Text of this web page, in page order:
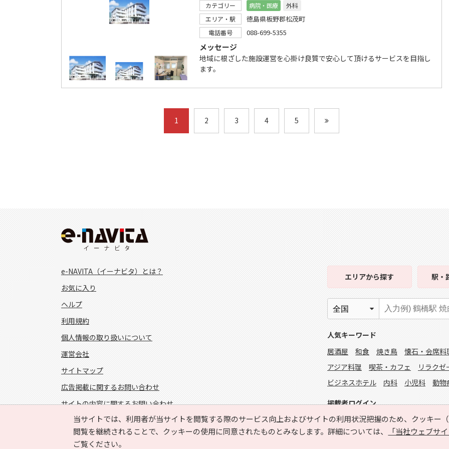
カテゴリー 病院・医療
外科
エリア・駅
徳島県板野郡松茂町
電話番号 088-699-5355
メッセージ
地域に根ざした施設運営を心掛け良質で安心して頂けるサービスを目指し
ます。
1 2 3 4 5
当サイトでは、利用者が当サイトを閲覧する際のサービス向上およびサイトの利用状況把握のため、クッキー
閲覧を継続されることで、クッキーの使用に同意されたものとみなします。詳細については、
「当社ウェブサ
ご覧ください。
e-NAVITA（イーナビタ）とは？
お気に入り
ヘルプ
利用規約
個人情報の取り扱いについて
運営会社
サイトマップ
広告掲載に関するお問い合わせ
サイトの内容に関するお問い合わせ
エリアから探す 駅・
人気キーワード
居酒屋
和食 焼き鳥 懐石・会席料
アジア料理
喫茶・カフェ リラクゼ
ビジネスホテル
内科 小児科 動物
掲載者ログイン
FOLLOW US!